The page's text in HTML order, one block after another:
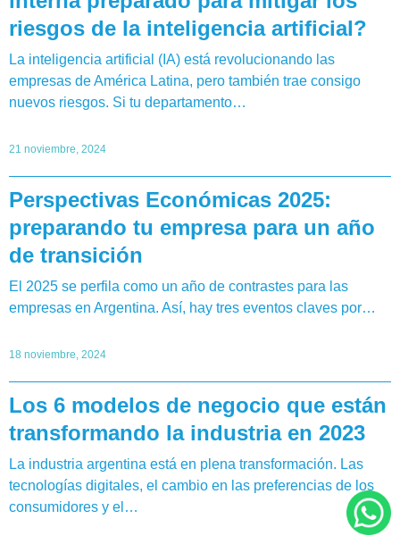
riesgos de la inteligencia artificial?
La inteligencia artificial (IA) está revolucionando las
empresas de América Latina, pero también trae consigo
nuevos riesgos. Si tu departamento…
21 noviembre, 2024
Perspectivas Económicas 2025:
preparando tu empresa para un año
de transición
El 2025 se perfila como un año de contrastes para las
empresas en Argentina. Así, hay tres eventos claves por…
18 noviembre, 2024
Los 6 modelos de negocio que están
transformando la industria en 2023
La industria argentina está en plena transformación. Las
tecnologías digitales, el cambio en las preferencias de los
consumidores y el…